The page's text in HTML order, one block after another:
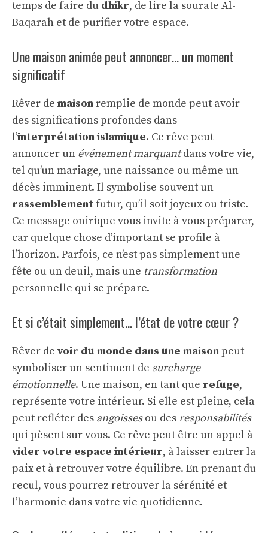
temps de faire du dhikr, de lire la sourate Al-
Baqarah et de purifier votre espace.
Une maison animée peut annoncer… un moment
significatif
Rêver de maisonremplie de monde peut avoir
des significations profondes dans
l’interprétation islamique. Ce rêve peut
annoncer un événement marquantdans votre vie,
tel qu’un mariage, une naissance ou même un
décès imminent. Il symbolise souvent un
rassemblement futur, qu’il soit joyeux ou triste.
Ce message onirique vous invite à vous préparer,
car quelque chose d’important se profile à
l’horizon. Parfois, ce n’est pas simplement une
fête ou un deuil, mais une transformation
personnelle qui se prépare.
Et si c’était simplement… l’état de votre cœur ?
Rêver de voir du monde dans une maisonpeut
symboliser un sentiment de surcharge
émotionnelle. Une maison, en tant que refuge,
représente votre intérieur. Si elle est pleine, cela
peut refléter des angoissesou des responsabilités
qui pèsent sur vous. Ce rêve peut être un appel à
vider votre espace intérieur, à laisser entrer la
paix et à retrouver votre équilibre. En prenant du
recul, vous pourrez retrouver la sérénité et
l’harmonie dans votre vie quotidienne.